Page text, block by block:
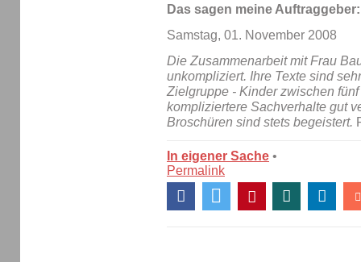
Das sagen meine Auftraggeber:
Samstag, 01. November 2008
Die Zusammenarbeit mit Frau
unkompliziert. Ihre Texte sind
Zielgruppe - Kinder zwischen
kompliziertere Sachverhalte gut
Broschüren sind stets begeistert.
In eigener Sache •
Permalink